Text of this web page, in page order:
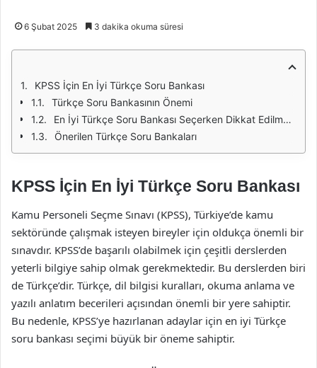
6 Şubat 2025 3 dakika okuma süresi
KPSS İçin En İyi Türkçe Soru Bankası
Türkçe Soru Bankasının Önemi
En İyi Türkçe Soru Bankası Seçerken Dikkat Edilmesi Gerekenler
Önerilen Türkçe Soru Bankaları
KPSS İçin En İyi Türkçe Soru Bankası
Kamu Personeli Seçme Sınavı (KPSS), Türkiye’de kamu
sektöründe çalışmak isteyen bireyler için oldukça önemli bir
sınavdır. KPSS’de başarılı olabilmek için çeşitli derslerden
yeterli bilgiye sahip olmak gerekmektedir. Bu derslerden biri
de Türkçe’dir. Türkçe, dil bilgisi kuralları, okuma anlama ve
yazılı anlatım becerileri açısından önemli bir yere sahiptir.
Bu nedenle, KPSS’ye hazırlanan adaylar için en iyi Türkçe
soru bankası seçimi büyük bir öneme sahiptir.